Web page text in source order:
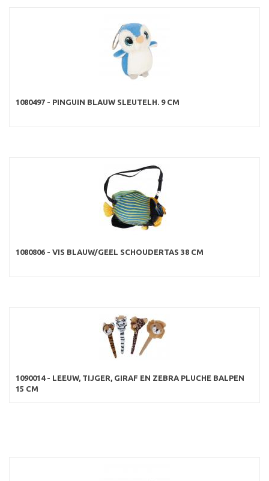
1080497 - PINGUIN BLAUW SLEUTELH. 9 CM
1080806 - VIS BLAUW/GEEL SCHOUDERTAS 38 CM
1090014 - LEEUW, TIJGER, GIRAF EN ZEBRA PLUCHE BALPEN
15 CM